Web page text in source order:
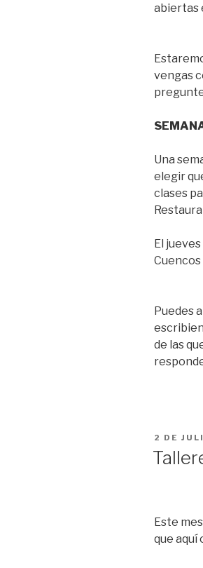
abiertas
vengas
Una
elegir
clases
El
Puedes
de las
2 DE
Este
que aquí